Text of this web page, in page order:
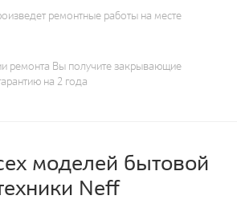
ремонтные работы на месте
ремонта Вы получите закрывающие
на 2 года
моделей бытовой
Neff